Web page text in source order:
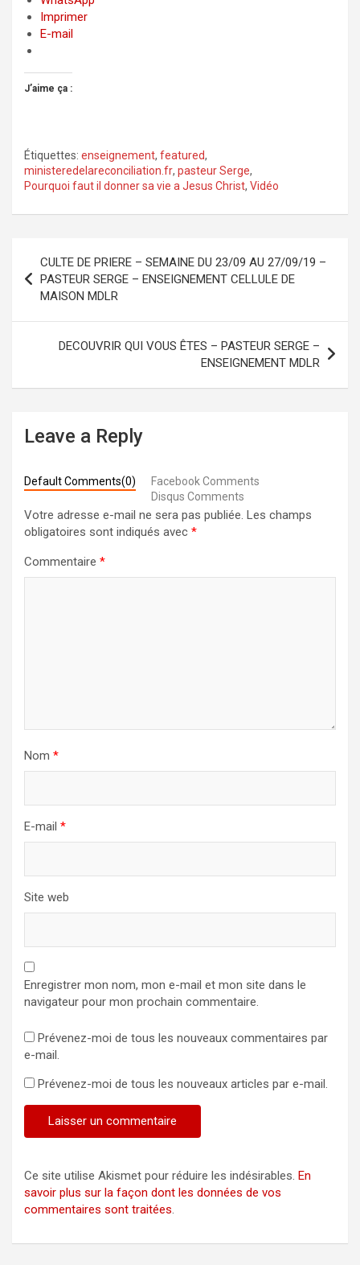
Imprimer
E-mail
J’aime ça :
Étiquettes: enseignement, featured,
ministeredelareconciliation.fr, pasteur Serge,
Pourquoi faut il donner sa vie a Jesus Christ, Vidéo
de
l’article
CULTE DE PRIERE – SEMAINE DU 23/09 AU 27/09/19 –
PASTEUR SERGE – ENSEIGNEMENT CELLULE DE
MAISON MDLR
DECOUVRIR QUI VOUS ÊTES – PASTEUR SERGE –
ENSEIGNEMENT MDLR
Leave a Reply
Default Comments(0)
Facebook Comments
Disqus Comments
Votre adresse e-mail ne sera pas publiée. Les champs
obligatoires sont indiqués avec *
Commentaire *
Nom *
E-mail *
Site web
Enregistrer mon nom, mon e-mail et mon site dans le
navigateur pour mon prochain commentaire.
Prévenez-moi de tous les nouveaux commentaires par
e-mail.
Prévenez-moi de tous les nouveaux articles par e-mail.
Ce site utilise Akismet pour réduire les indésirables. En
savoir plus sur la façon dont les données de vos
commentaires sont traitées.